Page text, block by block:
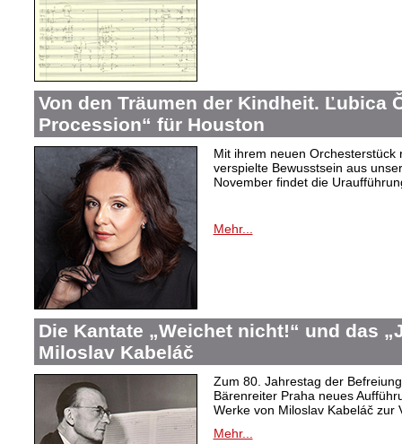
Von den Träumen der Kindheit. Ľubica
Procession“ für Houston
Mit ihrem neuen Orchesterstück
verspielte Bewusstsein aus
November findet die
Mehr...
Die Kantate „Weichet nicht!“ und das
Miloslav Kabeláč
Zum 80. Jahrestag der
Bärenreiter Praha neues
Werke von Miloslav Kabeláč zur
Mehr...